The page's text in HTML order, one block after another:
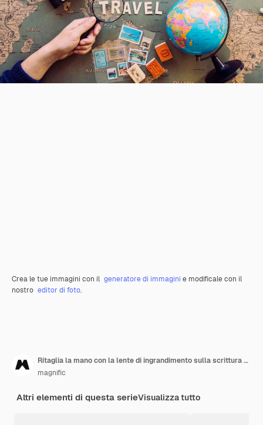
Crea le tue immagini con il generatore di immagini e modificale con il
nostro editor di foto.
Ritaglia la mano con la lente di ingrandimento sulla scrittura di viaggio
magnific
Altri elementi di questa serieVisualizza tutto